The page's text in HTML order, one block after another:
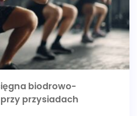
biodrowo-
przysiadach